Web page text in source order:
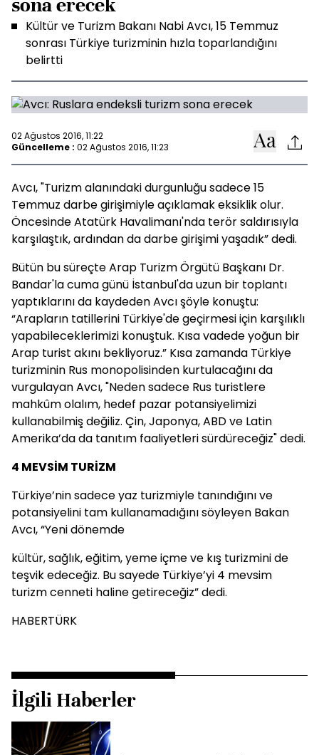
sona erecek
Kültür ve Turizm Bakanı Nabi Avcı, 15 Temmuz
sonrası Türkiye turizminin hızla toparlandığını
belirtti
02 Ağustos 2016, 11:22
Güncelleme : 02 Ağustos 2016, 11:23
Avcı, "Turizm alanındaki durgunluğu sadece 15
Temmuz darbe girişimiyle açıklamak eksiklik olur.
Öncesinde Atatürk Havalimanı'nda terör saldırısıyla
karşılaştık, ardından da darbe girişimi yaşadık” dedi.
Bütün bu süreçte Arap Turizm Örgütü Başkanı Dr.
Bandar'la cuma günü İstanbul'da uzun bir toplantı
yaptıklarını da kaydeden Avcı şöyle konuştu:
“Arapların tatillerini Türkiye'de geçirmesi için karşılıklı
yapabileceklerimizi konuştuk. Kısa vadede yoğun bir
Arap turist akını bekliyoruz.” Kısa zamanda Türkiye
turizminin Rus monopolisinden kurtulacağını da
vurgulayan Avcı, "Neden sadece Rus turistlere
mahkûm olalım, hedef pazar potansiyelimizi
kullanabilmiş değiliz. Çin, Japonya, ABD ve Latin
Amerika’da da tanıtım faaliyetleri sürdüreceğiz" dedi.
4 MEVSİM TURİZM
Türkiye’nin sadece yaz turizmiyle tanındığını ve
potansiyelini tam kullanamadığını söyleyen Bakan
Avcı, “Yeni dönemde
kültür, sağlık, eğitim, yeme içme ve kış turizmini de
teşvik edeceğiz. Bu sayede Türkiye’yi 4 mevsim
turizm cenneti haline getireceğiz” dedi.
HABERTÜRK
İlgili Haberler